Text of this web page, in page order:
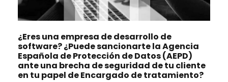
¿Eres una empresa de desarrollo de
software? ¿Puede sancionarte la Agencia
Española de Protección de Datos (AEPD)
ante una brecha de seguridad de tu cliente
en tu papel de Encargado de tratamiento?